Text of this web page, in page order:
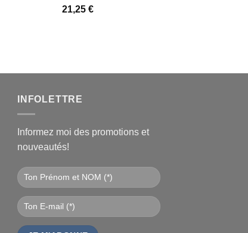
21,25 €
INFOLETTRE
Informez moi des promotions et
nouveautés!